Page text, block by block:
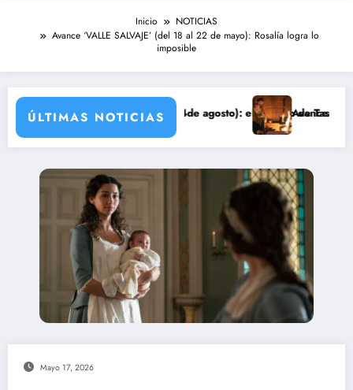
Inicio
NOTICIAS
Avance ‘VALLE SALVAJE’ (del 18 al 22 de mayo): Rosalía logra lo
imposible
ÚLTIMAS NOTICIAS
(del 10 al 14de agosto): el secreto de Tasio sale a la luz
Avance VALLE SALVAJE (10 de
Mayo 17, 2026